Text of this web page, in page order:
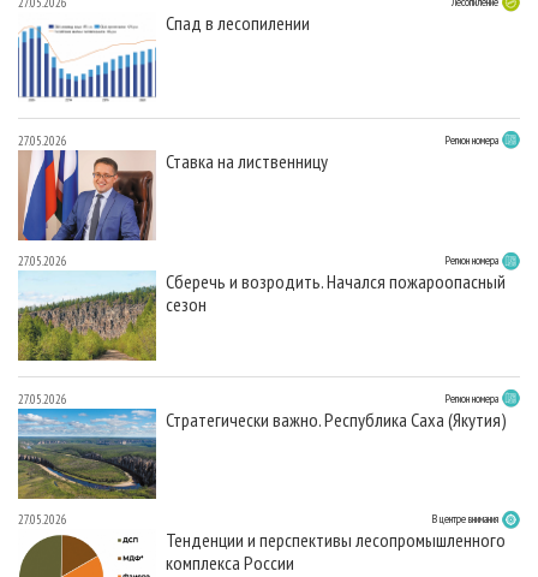
Спад в лесопилении
27.05.2026 Регион номера
Ставка на лиственницу
27.05.2026 Регион номера
Сберечь и возродить. Начался пожароопасный
сезон
27.05.2026 Регион номера
Стратегически важно. Республика Саха (Якутия)
27.05.2026 В центре внимания
Тенденции и перспективы лесопромышленного
комплекса России